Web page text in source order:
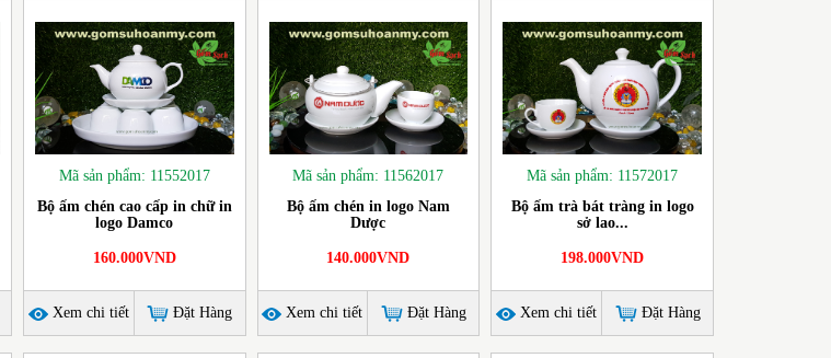
Mã sản phẩm: 11552017
Bộ ấm chén cao cấp in chữ in
logo Damco
160.000VND
Xem chi tiết Đặt Hàng
Mã sản phẩm: 11562017
Bộ ấm chén in logo Nam
Dược
140.000VND
Xem chi tiết Đặt Hàng
Mã sản phẩm: 11572017
Bộ ấm trà bát tràng in logo
sở lao...
198.000VND
Xem chi tiết Đặt Hàng